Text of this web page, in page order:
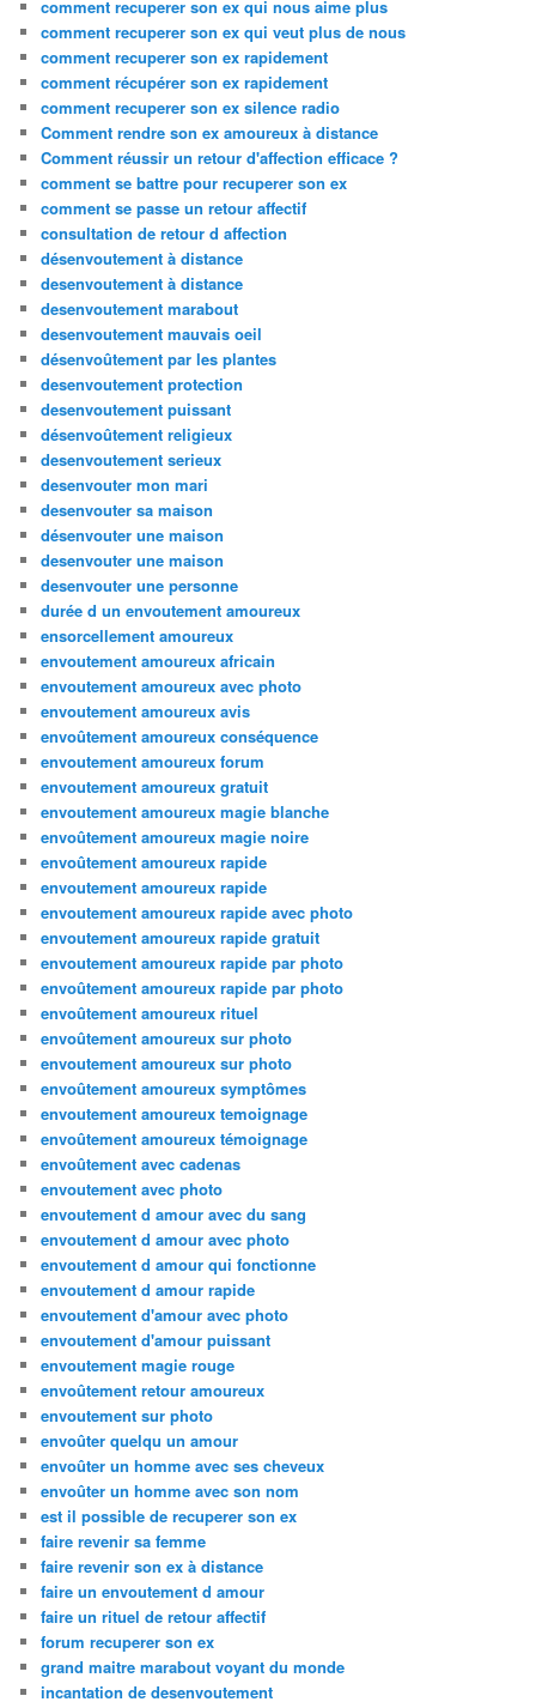
comment recuperer son ex qui nous aime plus
comment recuperer son ex qui veut plus de nous
comment recuperer son ex rapidement
comment récupérer son ex rapidement
comment recuperer son ex silence radio
Comment rendre son ex amoureux à distance
Comment réussir un retour d'affection efficace ?
comment se battre pour recuperer son ex
comment se passe un retour affectif
consultation de retour d affection
désenvoutement à distance
desenvoutement à distance
desenvoutement marabout
desenvoutement mauvais oeil
désenvoûtement par les plantes
desenvoutement protection
desenvoutement puissant
désenvoûtement religieux
desenvoutement serieux
desenvouter mon mari
desenvouter sa maison
désenvouter une maison
desenvouter une maison
desenvouter une personne
durée d un envoutement amoureux
ensorcellement amoureux
envoutement amoureux africain
envoutement amoureux avec photo
envoutement amoureux avis
envoûtement amoureux conséquence
envoutement amoureux forum
envoutement amoureux gratuit
envoutement amoureux magie blanche
envoûtement amoureux magie noire
envoûtement amoureux rapide
envoutement amoureux rapide
envoutement amoureux rapide avec photo
envoutement amoureux rapide gratuit
envoutement amoureux rapide par photo
envoûtement amoureux rapide par photo
envoûtement amoureux rituel
envoûtement amoureux sur photo
envoutement amoureux sur photo
envoûtement amoureux symptômes
envoutement amoureux temoignage
envoûtement amoureux témoignage
envoûtement avec cadenas
envoutement avec photo
envoutement d amour avec du sang
envoutement d amour avec photo
envoutement d amour qui fonctionne
envoutement d amour rapide
envoutement d'amour avec photo
envoutement d'amour puissant
envoutement magie rouge
envoûtement retour amoureux
envoutement sur photo
envoûter quelqu un amour
envoûter un homme avec ses cheveux
envoûter un homme avec son nom
est il possible de recuperer son ex
faire revenir sa femme
faire revenir son ex à distance
faire un envoutement d amour
faire un rituel de retour affectif
forum recuperer son ex
grand maitre marabout voyant du monde
incantation de desenvoutement